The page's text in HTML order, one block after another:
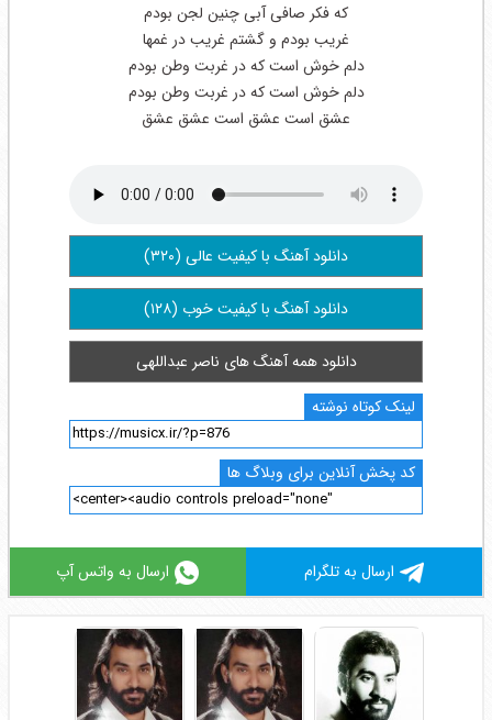
که فکر صافی آبی چنین لجن بودم
غریب بودم و گشتم غریب در غمها
دلم خوش است که در غربت وطن بودم
دلم خوش است که در غربت وطن بودم
عشق است عشق است عشق عشق
دانلود آهنگ با کیفیت عالی (۳۲۰)
دانلود آهنگ با کیفیت خوب (۱۲۸)
دانلود همه آهنگ های ناصر عبداللهی
لینک کوتاه نوشته
کد پخش آنلاین برای وبلاگ ها
ارسال به تلگرام ارسال به واتس آپ